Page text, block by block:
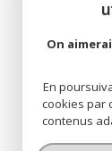
On
En
cookies par
contenus